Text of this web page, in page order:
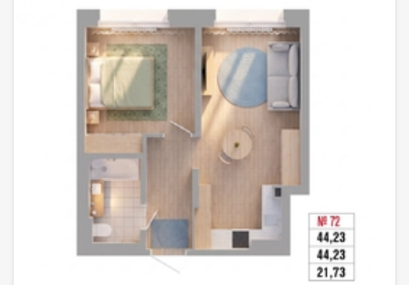
строительных компаний «Восток Центр Иркутск»)